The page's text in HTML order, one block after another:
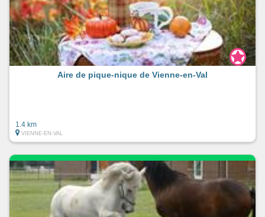
Aire de pique-nique de Vienne-en-Val
1.4 km
VIENNE-EN-VAL